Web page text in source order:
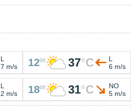
L
7 m/s
1200 37°C
L
6 m/s
L
2 m/s
1800 31°C
NO
5 m/s